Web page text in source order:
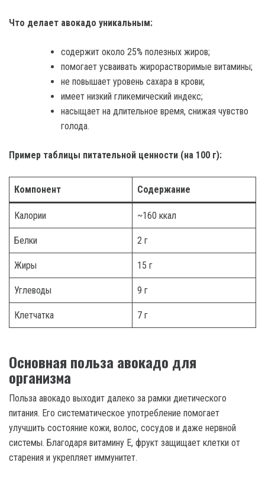
Что делает авокадо уникальным:
содержит около 25% полезных жиров;
помогает усваивать жирорастворимые витамины;
не повышает уровень сахара в крови;
имеет низкий гликемический индекс;
насыщает на длительное время, снижая чувство
голода.
Пример таблицы питательной ценности (на 100 г):
Компонент Содержание
Калории ~160 ккал
Белки 2 г
Жиры 15 г
Углеводы 9 г
Клетчатка 7 г
Основная польза авокадо для
организма
Польза авокадо выходит далеко за рамки диетического
питания. Его систематическое употребление помогает
улучшить состояние кожи, волос, сосудов и даже нервной
системы. Благодаря витамину Е, фрукт защищает клетки от
старения и укрепляет иммунитет.